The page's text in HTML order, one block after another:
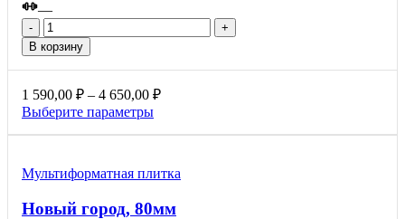
—
Количество
товара
Квадрат
большой,
100мм
В корзину
1 590,00 ₽ – 4 650,00 ₽Диапазон
4
Выберите параметрыЭтот
вариаций.
можно
Мультиформатная плитка
Новый город, 80мм